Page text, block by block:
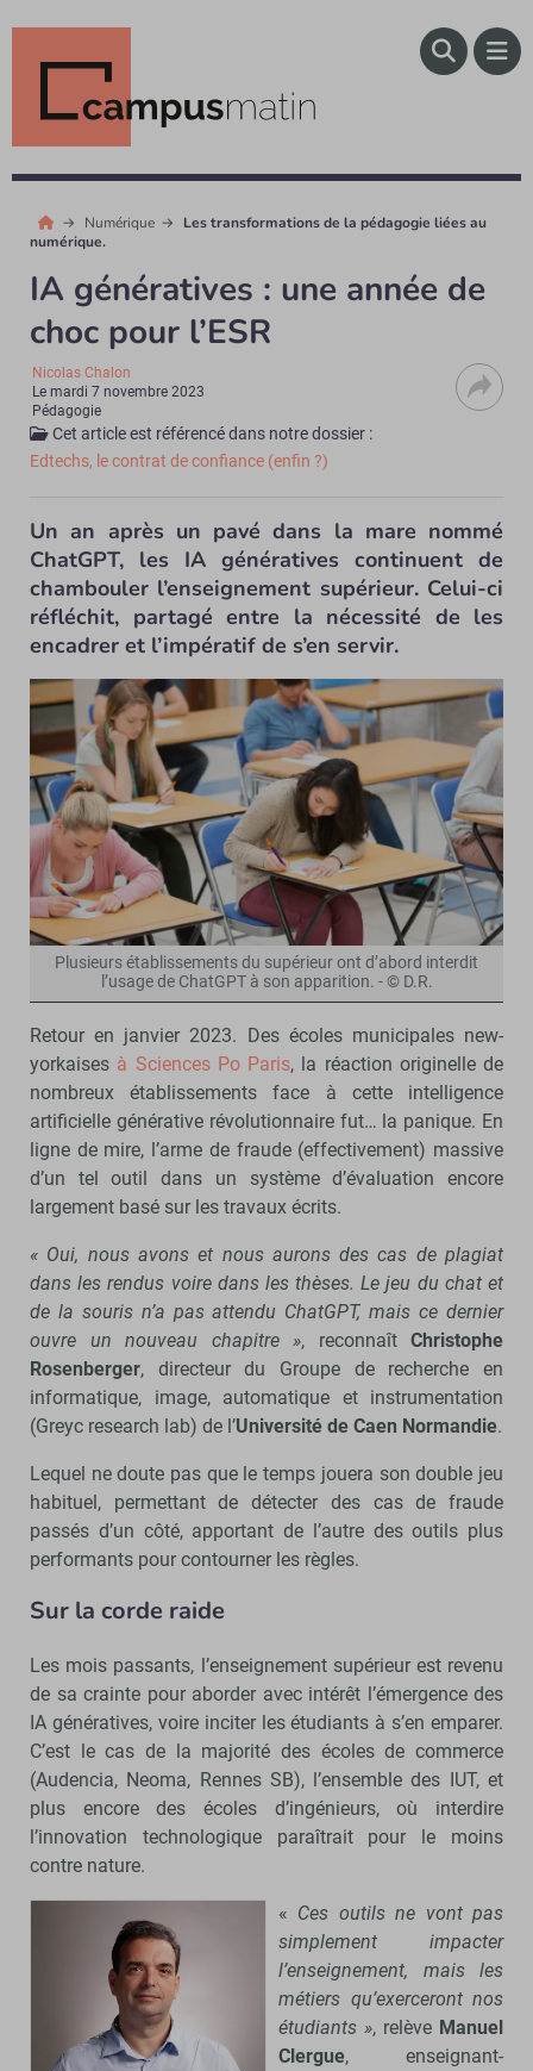
Numérique
Les transformations de la pédagogie liées au
numérique.
IA génératives : une année de
choc pour l’ESR
Nicolas Chalon
Lemardi 7 novembre 2023
Pédagogie
Cet article est référencé dans notre dossier :
Edtechs, le contrat de confiance (enfin ?)
Un an après un pavé dans la mare nommé
ChatGPT, les IA génératives continuent de
chambouler l’enseignement supérieur. Celui-ci
réfléchit, partagé entre la nécessité de les
encadrer et l’impératif de s’en servir.
Plusieurs établissements du supérieur ont d’abord interdit
l’usage de ChatGPT à son apparition. - © D.R.
Retour en janvier 2023. Des écoles municipales new-
yorkaises à Sciences Po Paris, la réaction originelle de
nombreux établissements face à cette intelligence
artificielle générative révolutionnaire fut… la panique. En
ligne de mire, l’arme de fraude (effectivement) massive
d’un tel outil dans un système d’évaluation encore
largement basé sur les travaux écrits.
« Oui, nous avons et nous aurons des cas de plagiat
dans les rendus voire dans les thèses. Le jeu du chat et
de la souris n’a pas attendu ChatGPT, mais ce dernier
ouvre un nouveau chapitre », reconnaît Christophe
Rosenberger, directeur du Groupe de recherche en
informatique, image, automatique et instrumentation
(Greyc research lab) de l’Université de Caen Normandie.
Lequel ne doute pas que le temps jouera son double jeu
habituel, permettant de détecter des cas de fraude
passés d’un côté, apportant de l’autre des outils plus
performants pour contourner les règles.
Sur la corde raide
Les mois passants, l’enseignement supérieur est revenu
de sa crainte pour aborder avec intérêt l’émergence des
IA génératives, voire inciter les étudiants à s’en emparer.
C’est le cas de la majorité des écoles de commerce
(Audencia, Neoma, Rennes SB), l’ensemble des IUT, et
plus encore des écoles d’ingénieurs, où interdire
l’innovation technologique paraîtrait pour le moins
contre nature.
« Ces outils ne vont pas
simplement impacter
l’enseignement, mais les
métiers qu’exerceront nos
étudiants », relève Manuel
Clergue, enseignant-